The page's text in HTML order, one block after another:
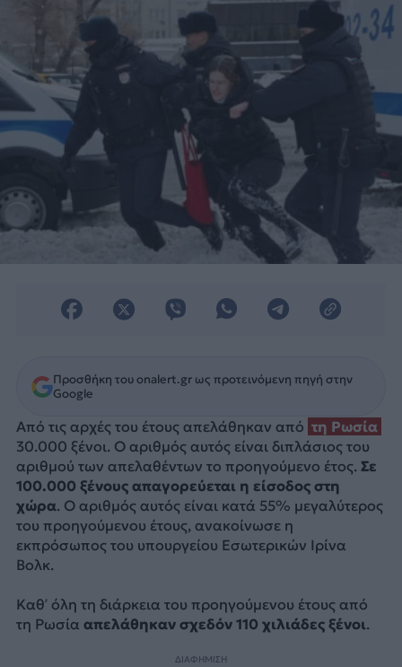
Προσθήκη του onalert.gr ως προτεινόμενη πηγή στην
Google
Από τις αρχές του έτους απελάθηκαν από τη Ρωσία
30.000 ξένοι. Ο αριθμός αυτός είναι διπλάσιος του
αριθμού των απελαθέντων το προηγούμενο έτος. Σε
100.000 ξένους απαγορεύεται η είσοδος στη
χώρα. Ο αριθμός αυτός είναι κατά 55% μεγαλύτερος
του προηγούμενου έτους, ανακοίνωσε η
εκπρόσωπος του υπουργείου Εσωτερικών Ιρίνα
Βολκ.
Καθ’ όλη τη διάρκεια του προηγούμενου έτους από
τη Ρωσία απελάθηκαν σχεδόν 110 χιλιάδες ξένοι.
ΔΙΑΦΗΜΙΣΗ